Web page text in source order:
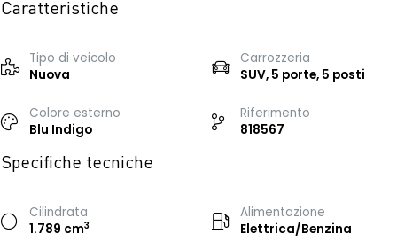
Caratteristiche
Tipo di veicolo
Nuova
Carrozzeria
SUV, 5 porte, 5 posti
Colore esterno
Blu Indigo
Riferimento
818567
Specifiche tecniche
Cilindrata
1.789 cm3
Alimentazione
Elettrica/Benzina